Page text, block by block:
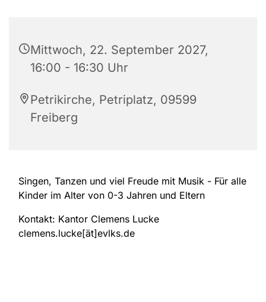
Mittwoch, 22. September 2027,
16:00 - 16:30 Uhr
Petrikirche, Petriplatz, 09599
Freiberg
Singen, Tanzen und viel Freude mit Musik - Für alle
Kinder im Alter von 0-3 Jahren und Eltern
Kontakt: Kantor Clemens Lucke
clemens.lucke[ät]evlks.de